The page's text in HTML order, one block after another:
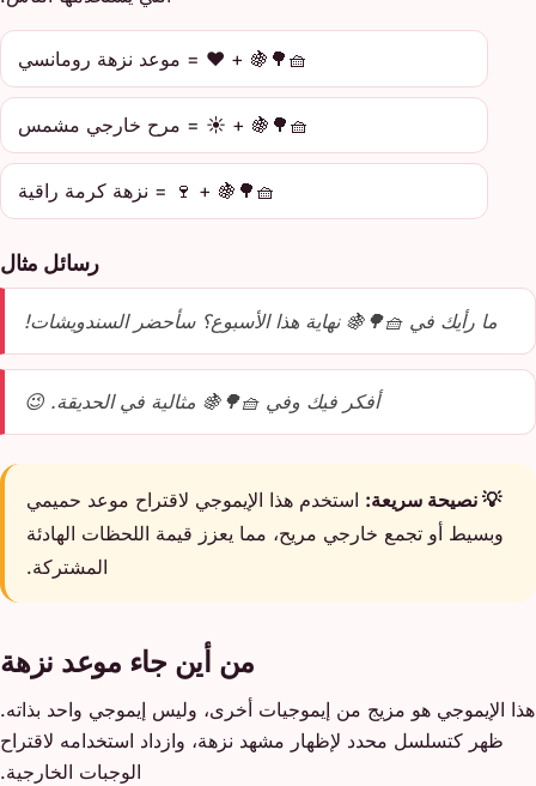
🧺🌳🍇 + ❤️ = موعد نزهة رومانسي
🧺🌳🍇 + ☀️ = مرح خارجي مشمس
🧺🌳🍇 + 🍷 = نزهة كرمة راقية
رسائل مثال
ما رأيك في 🧺🌳🍇 نهاية هذا الأسبوع؟ سأحضر السندويشات!
أفكر فيك وفي 🧺🌳🍇 مثالية في الحديقة. 😉
💡 نصيحة سريعة: استخدم هذا الإيموجي لاقتراح موعد حميمي
وبسيط أو تجمع خارجي مريح، مما يعزز قيمة اللحظات الهادئة
المشتركة.
من أين جاء موعد نزهة
هذا الإيموجي هو مزيج من إيموجيات أخرى، وليس إيموجي واحد بذاته.
ظهر كتسلسل محدد لإظهار مشهد نزهة، وازداد استخدامه لاقتراح
الوجبات الخارجية.